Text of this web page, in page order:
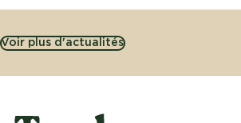
Voir plus d'actualités